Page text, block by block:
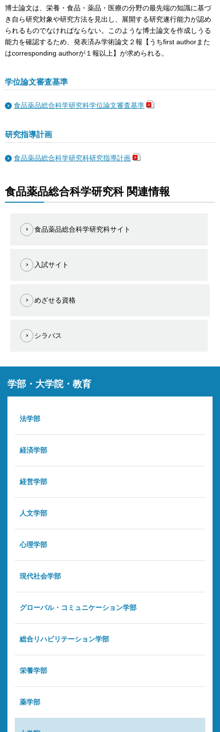
博士論文は、栄養・食品・薬品・医療の分野の最先端の知識に基づ
き自ら研究対象や研究方法を見出し、展開する研究遂行能力が認め
られるものでなければならない。このような博士論文を作成しうる
能力を確認するため、発表済み学術論文２報【うちfirst authorまた
はcorresponding authorが１報以上】が求められる。
学位論文審査基準
食品薬品総合科学研究科学位論文審査基準
研究指導計画
食品薬品総合科学研究科研究指導計画
食品薬品総合科学研究科 関連情報
食品薬品総合科学研究科サイト
入試サイト
めざせる資格
シラバス
学部・大学院・教育
法学部
経済学部
経営学部
人文学部
心理学部
現代社会学部
グローバル・コミュニケーション学部
総合リハビリテーション学部
栄養学部
薬学部